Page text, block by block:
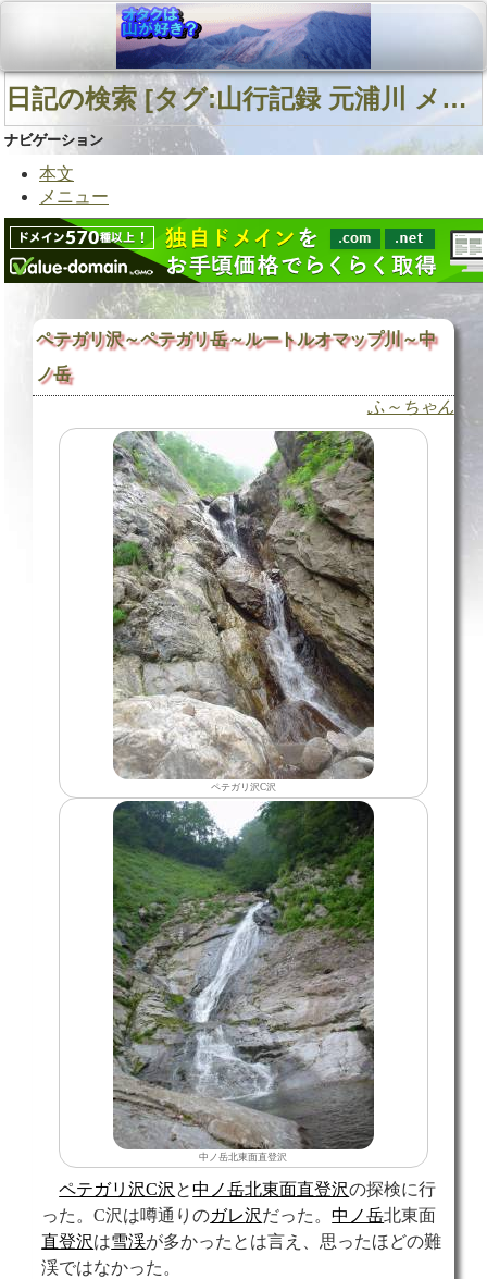
日記の検索 [タグ:山行記録 元浦川 メナシベツ川 ニシュオマナイ川] 01～02(02件中)
ナビゲーション
本文
メニュー
ペテガリ沢～ペテガリ岳～ルートルオマップ川～中
ノ岳
ふ～ちゃん
ペテガリ沢C沢
中ノ岳北東面直登沢
ペテガリ沢C沢 と中ノ岳北東面直登沢の探検に行
った。C沢は噂通りのガレ沢だった。中ノ岳北東面
直登沢は雪渓が多かったとは言え、思ったほどの難
渓ではなかった。